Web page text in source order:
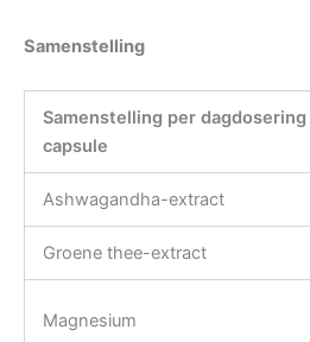
Samenstelling
Samenstelling per dagdosering
capsule
Ashwagandha-extract
Groene thee-extract
Magnesium